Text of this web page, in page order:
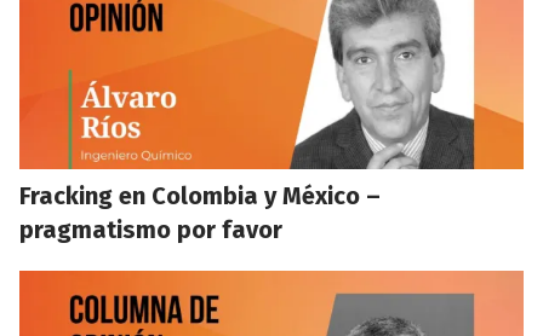
Fracking en Colombia y México –
pragmatismo por favor